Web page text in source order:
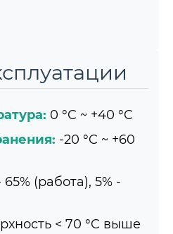
0 °C ~ +40 °C
-20 °C ~ +60
65% (работа), 5% -
< 70 °C выше